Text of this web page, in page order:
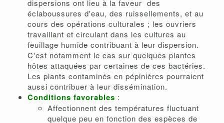
dispersions ont lieu à la faveur des
éclaboussures d'eau, des ruissellements, et au
cours des opérations culturales ; les ouvriers
travaillant et circulant dans les cultures au
feuillage humide contribuant à leur dispersion.
C'est notamment le cas sur quelques plantes
hôtes attaquées par certaines de ces bactéries.
Les plants contaminés en pépinières pourraient
aussi contribuer à leur dissémination.
Conditions favorables :
Affectionnent des températures fluctuant
quelque peu en fonction des espèces de